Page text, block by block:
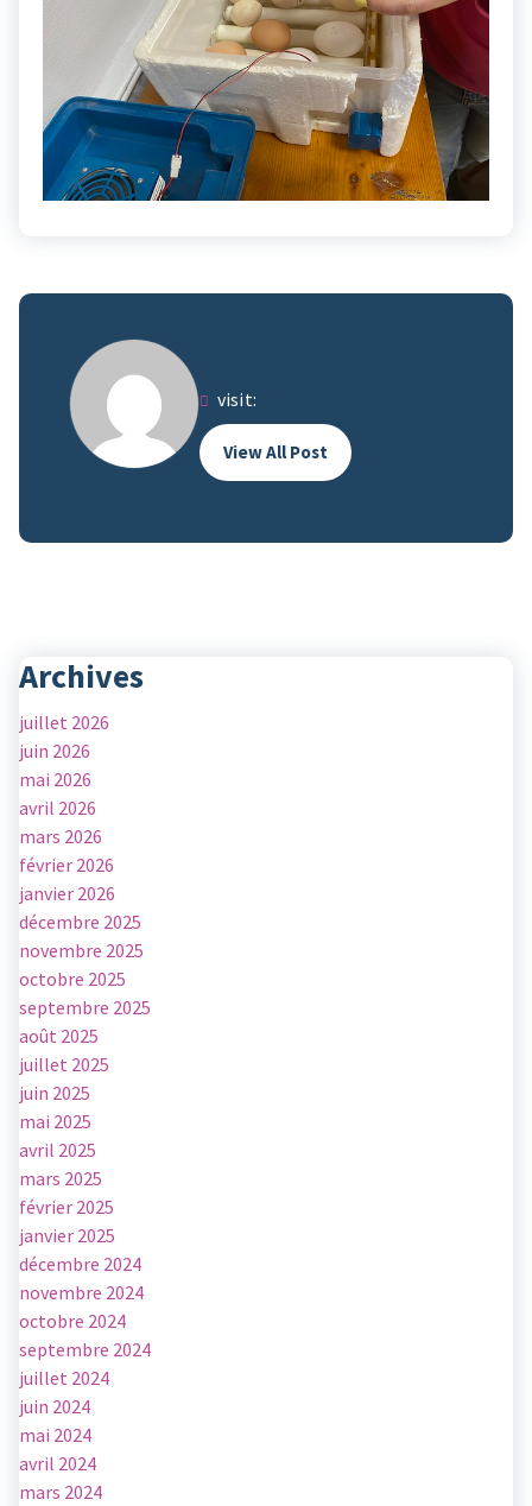
visit:
View All Post
Archives
juillet 2026
juin 2026
mai 2026
avril 2026
mars 2026
février 2026
janvier 2026
décembre 2025
novembre 2025
octobre 2025
septembre 2025
août 2025
juillet 2025
juin 2025
mai 2025
avril 2025
mars 2025
février 2025
janvier 2025
décembre 2024
novembre 2024
octobre 2024
septembre 2024
juillet 2024
juin 2024
mai 2024
avril 2024
mars 2024